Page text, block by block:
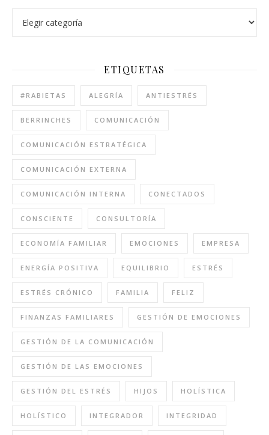
ETIQUETAS
#RABIETAS ALEGRÍA ANTIESTRÉS
BERRINCHES COMUNICACIÓN
COMUNICACIÓN ESTRATÉGICA
COMUNICACIÓN EXTERNA
COMUNICACIÓN INTERNA CONECTADOS
CONSCIENTE CONSULTORÍA
ECONOMÍA FAMILIAR EMOCIONES EMPRESA
ENERGÍA POSITIVA EQUILIBRIO ESTRÉS
ESTRÉS CRÓNICO FAMILIA FELIZ
FINANZAS FAMILIARES GESTIÓN DE EMOCIONES
GESTIÓN DE LA COMUNICACIÓN
GESTIÓN DE LAS EMOCIONES
GESTIÓN DEL ESTRÉS HIJOS HOLÍSTICA
HOLÍSTICO INTEGRADOR INTEGRIDAD